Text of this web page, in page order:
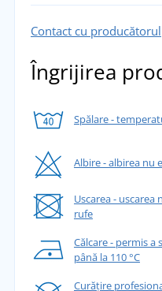
Contact cu producătorul
Îngrijirea
Spălare -
Albire - albirea nu
Uscarea -
rufe
Călcare - permis
până la 110 °C
Curățire